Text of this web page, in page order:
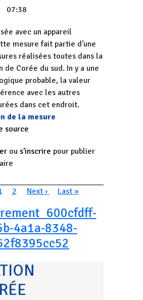
07:38
avec un appareil
mesure fait partie d'une
réalisées toutes dans la
de Corée du sud. In y a une
probable, la valeur
avec les autres
dans cet endroit.
de la mesure
source
ou s'inscrire pour publier
courante
Page
2 Page suivante
Next › Dernière page
Last »
4a1a-8348-